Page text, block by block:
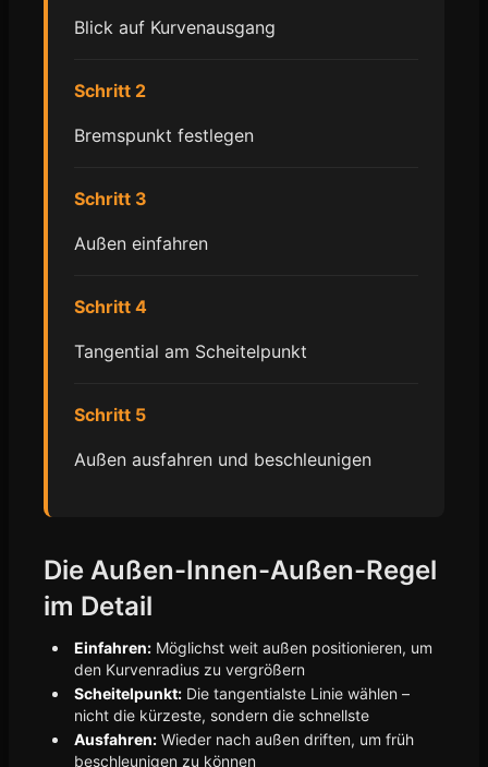
Blick auf Kurvenausgang
Schritt 2
Bremspunkt festlegen
Schritt 3
Außen einfahren
Schritt 4
Tangential am Scheitelpunkt
Schritt 5
Außen ausfahren und beschleunigen
Die Außen-Innen-Außen-Regel
im Detail
Einfahren: Möglichst weit außen positionieren, um
den Kurvenradius zu vergrößern
Scheitelpunkt: Die tangentialste Linie wählen –
nicht die kürzeste, sondern die schnellste
Ausfahren: Wieder nach außen driften, um früh
beschleunigen zu können